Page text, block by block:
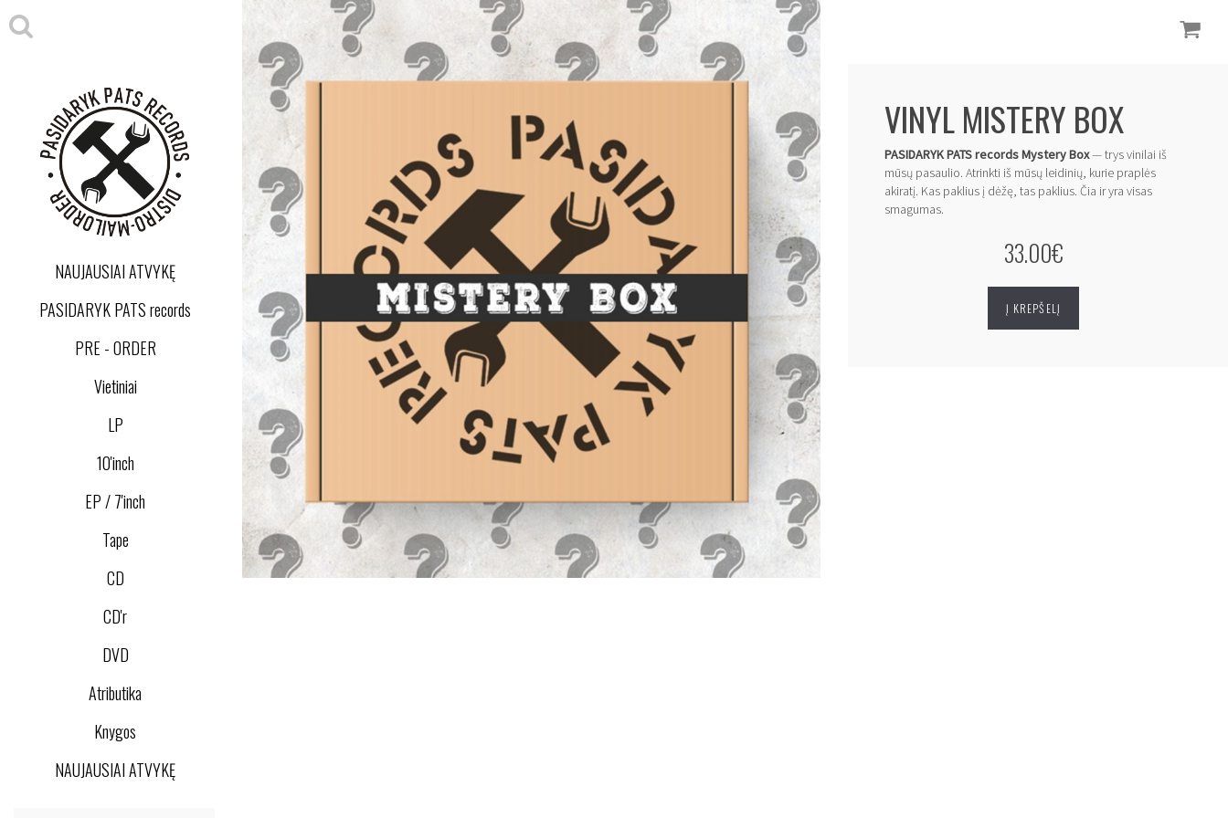
NAUJAUSIAI ATVYKĘ
PASIDARYK PATS records
PRE - ORDER
Vietiniai
LP
10'inch
EP / 7'inch
Tape
CD
CD'r
DVD
Atributika
Knygos
NAUJAUSIAI ATVYKĘ
VINYL MISTERY BOX
PASIDARYK PATS records Mystery Box— trys vinilai iš
mūsų pasaulio.Atrinkti iš mūsų leidinių, kurie praplės
akiratį. Kas paklius į dėžę, tas paklius. Čia ir yra visas
smagumas.
33.00€